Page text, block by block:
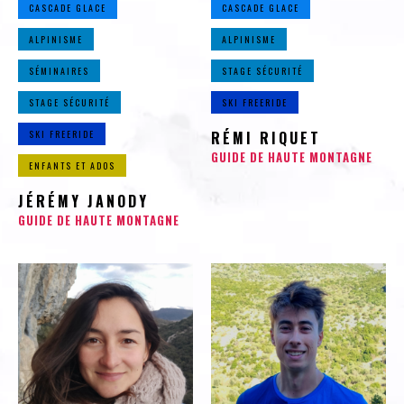
CASCADE GLACE
ALPINISME
SÉMINAIRES
STAGE SÉCURITÉ
SKI FREERIDE
ENFANTS ET ADOS
JÉRÉMY JANODY
GUIDE DE HAUTE MONTAGNE
CASCADE GLACE
ALPINISME
STAGE SÉCURITÉ
SKI FREERIDE
RÉMI RIQUET
GUIDE DE HAUTE MONTAGNE